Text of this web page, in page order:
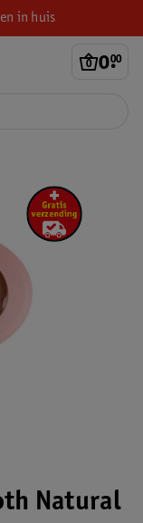
in huis
0.
00
Natural